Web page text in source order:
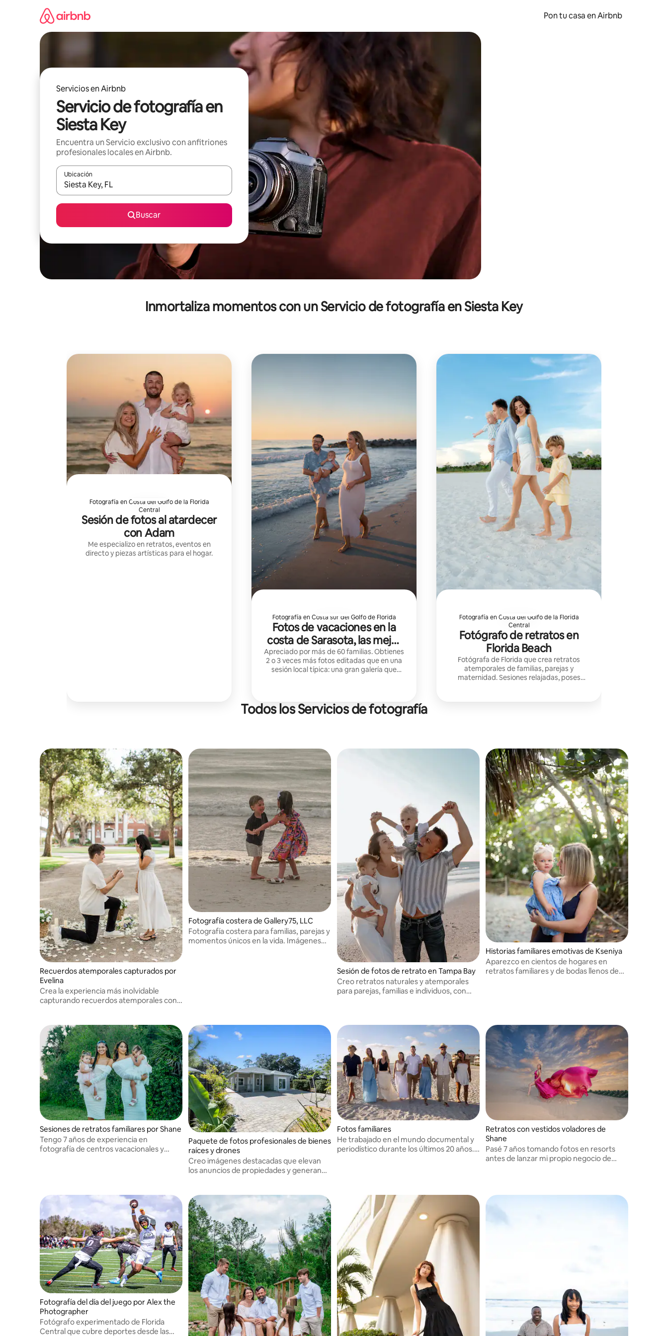
Pon tu casa en Airbnb
Servicios en Airbnb
Servicio de fotografía en
Siesta Key
Encuentra un Servicio exclusivo con anfitriones
profesionales locales en Airbnb.
Ubicación
Cuando los resultados estén disponibles, navega con las teclas de flecha hacia arriba y hacia abajo o explora con el tacto o desliza el dedo.
Buscar
Inmortaliza momentos con un Servicio de fotografía en Siesta Key
Fotografía en Costa del Golfo de la Florida
Central
Sesión de fotos al atardecer
con Adam
Me especializo en retratos, eventos en
directo y piezas artísticas para el hogar.
Fotografía en Costa sur del Golfo de Florida
Fotos de vacaciones en la
costa de Sarasota, las mejor
valoradas
Apreciado por más de 60 familias. Obtienes
2 o 3 veces más fotos editadas que en una
sesión local típica: una gran galería que
Fotografía en Costa del Golfo de la Florida
Central
Fotógrafo de retratos en
Florida Beach
Fotógrafa de Florida que crea retratos
atemporales de familias, parejas y
maternidad. Sesiones relajadas, poses
Todos los Servicios de fotografía
Recuerdos atemporales capturados por
Evelina
Crea la experiencia más inolvidable
capturando recuerdos atemporales con
fugaces, preservamos su legado en
detalles hermosos y duraderos.
Fotografía costera de Gallery75, LLC
Fotografía costera para familias, parejas y
momentos únicos en la vida. Imágenes
Sesión de fotos de retrato en Tampa Bay
Creo retratos naturales y atemporales
para parejas, familias e individuos, con
Historias familiares emotivas de Kseniya
Aparezco en cientos de hogares en
retratos familiares y de bodas llenos de
Sesiones de retratos familiares por Shane
Tengo 7 años de experiencia en
fotografía de centros vacacionales y
Paquete de fotos profesionales de bienes
raíces y drones
Creo imágenes destacadas que elevan
los anuncios de propiedades y generan
Fotos familiares
He trabajado en el mundo documental y
periodístico durante los últimos 20 años.
Retratos con vestidos voladores de
Shane
Pasé 7 años tomando fotos en resorts
antes de lanzar mi propio negocio de
Fotografía del día del juego por Alex the
Photographer
Fotógrafo experimentado de Florida
Central que cubre deportes desde las